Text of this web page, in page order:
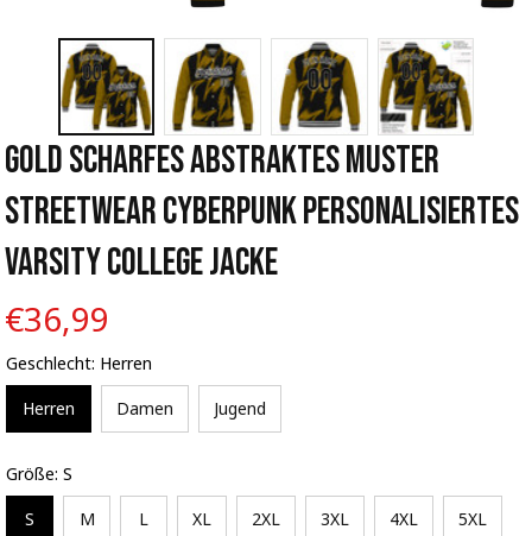
Gold Scharfes Abstraktes Muster
Streetwear Cyberpunk Personalisiertes
Varsity College Jacke
€36,99
Geschlecht: Herren
Herren Damen Jugend
Größe: S
S M L XL 2XL 3XL 4XL 5XL